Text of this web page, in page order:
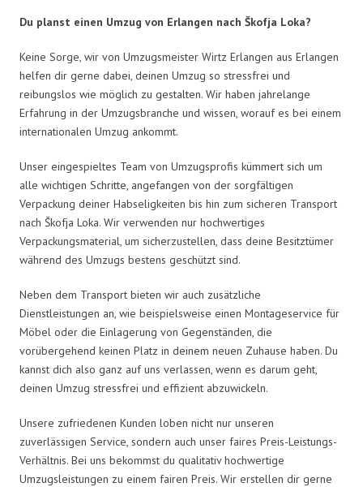
Du planst einen Umzug von Erlangen nach Škofja Loka?
Keine Sorge, wir von Umzugsmeister Wirtz Erlangen aus Erlangen
helfen dir gerne dabei, deinen Umzug so stressfrei und
reibungslos wie möglich zu gestalten. Wir haben jahrelange
Erfahrung in der Umzugsbranche und wissen, worauf es bei einem
internationalen Umzug ankommt.
Unser eingespieltes Team von Umzugsprofis kümmert sich um
alle wichtigen Schritte, angefangen von der sorgfältigen
Verpackung deiner Habseligkeiten bis hin zum sicheren Transport
nach Škofja Loka. Wir verwenden nur hochwertiges
Verpackungsmaterial, um sicherzustellen, dass deine Besitztümer
während des Umzugs bestens geschützt sind.
Neben dem Transport bieten wir auch zusätzliche
Dienstleistungen an, wie beispielsweise einen Montageservice für
Möbel oder die Einlagerung von Gegenständen, die
vorübergehend keinen Platz in deinem neuen Zuhause haben. Du
kannst dich also ganz auf uns verlassen, wenn es darum geht,
deinen Umzug stressfrei und effizient abzuwickeln.
Unsere zufriedenen Kunden loben nicht nur unseren
zuverlässigen Service, sondern auch unser faires Preis-Leistungs-
Verhältnis. Bei uns bekommst du qualitativ hochwertige
Umzugsleistungen zu einem fairen Preis. Wir erstellen dir gerne